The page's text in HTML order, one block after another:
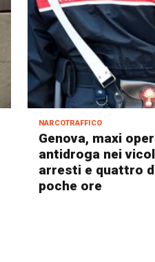
narcotraffico
Genova, maxi
antidroga nei
arresti e quattro
poche ore